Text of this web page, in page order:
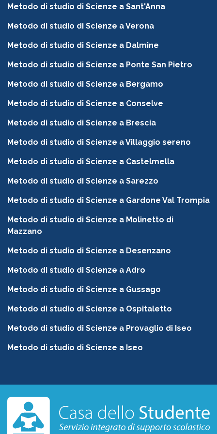
Metodo di studio di Scienze a Sant'Anna
Metodo di studio di Scienze a Verona
Metodo di studio di Scienze a Dalmine
Metodo di studio di Scienze a Ponte San Pietro
Metodo di studio di Scienze a Bergamo
Metodo di studio di Scienze a Conselve
Metodo di studio di Scienze a Brescia
Metodo di studio di Scienze a Villaggio sereno
Metodo di studio di Scienze a Castelmella
Metodo di studio di Scienze a Sarezzo
Metodo di studio di Scienze a Gardone Val Trompia
Metodo di studio di Scienze a Molinetto di
Mazzano
Metodo di studio di Scienze a Desenzano
Metodo di studio di Scienze a Adro
Metodo di studio di Scienze a Gussago
Metodo di studio di Scienze a Ospitaletto
Metodo di studio di Scienze a Provaglio di Iseo
Metodo di studio di Scienze a Iseo